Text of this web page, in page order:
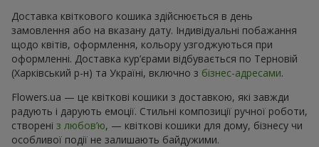
Доставка квіткового кошика здійснюється в день
замовлення або на вказану дату. Індивідуальні побажання
щодо квітів, оформлення, кольору узгоджуються при
оформленні. Доставка кур’єрами відбувається по Терновій
(Харківський р-н) та Україні, включно з бізнес-адресами.
Flowers.ua — це квіткові кошики з доставкою, які завжди
радують і дарують емоції. Стильні композиції ручної роботи,
створені з любов’ю, — квіткові кошики для дому, бізнесу чи
особливої події не залишають байдужими.